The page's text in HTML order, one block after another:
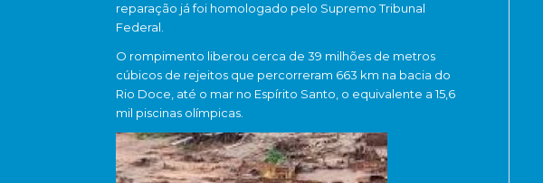
reparação já foi homologado pelo Supremo Tribunal
Federal.
O rompimento liberou cerca de 39 milhões de metros
cúbicos de rejeitos que percorreram 663 km na bacia do
Rio Doce, até o mar no Espírito Santo, o equivalente a 15,6
mil piscinas olímpicas.